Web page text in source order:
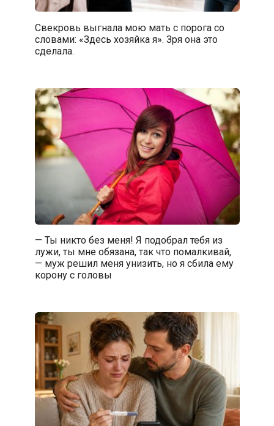
Свекровь выгнала мою мать с порога со
словами: «Здесь хозяйка я». Зря она это
сделала.
— Ты никто без меня! Я подобрал тебя из
лужи, ты мне обязана, так что помалкивай,
— муж решил меня унизить, но я сбила ему
корону с головы